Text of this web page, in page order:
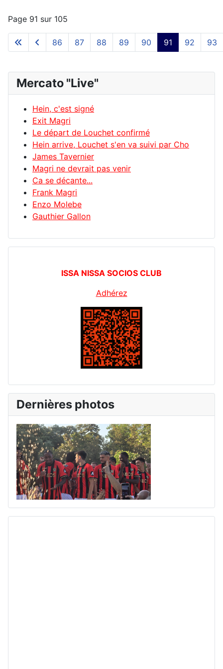
Page 91 sur 105
86 87 88 89 90 91 92 93
Mercato "Live"
Hein, c'est signé
Exit Magri
Le départ de Louchet confirmé
Hein arrive, Louchet s'en va suivi par Cho
James Tavernier
Magri ne devrait pas venir
Ca se décante...
Frank Magri
Enzo Molebe
Gauthier Gallon
ISSA NISSA SOCIOS CLUB
Adhérez
Dernières photos